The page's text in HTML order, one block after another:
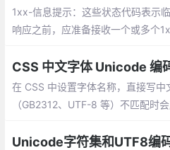
1xx-信息提示：这些状态代码表示
响应之前，应准备接收一个或多个
CSS 中文字体 Unicode 编
在 CSS 中设置字体名称，直接写
（GB2312、UTF-8 等）不匹配时
nicode 写中文字体名称，浏览器是